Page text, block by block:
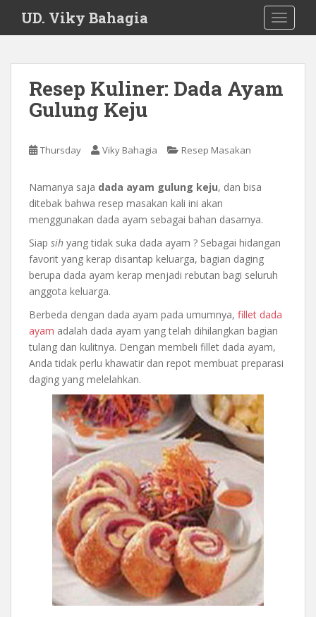
i
UD. Viky Bahagia
Resep Kuliner: Dada Ayam
Gulung Keju
Thursday Viky Bahagia Resep Masakan
Namanya saja dada ayam gulung keju, dan bisa
ditebak bahwa resep masakan kali ini akan
menggunakan dada ayam sebagai bahan dasarnya.
Siap sih yang tidak suka dada ayam ? Sebagai hidangan
favorit yang kerap disantap keluarga, bagian daging
berupa dada ayam kerap menjadi rebutan bagi seluruh
anggota keluarga.
Berbeda dengan dada ayam pada umumnya, fillet dada
ayam adalah dada ayam yang telah dihilangkan bagian
tulang dan kulitnya. Dengan membeli fillet dada ayam,
Anda tidak perlu khawatir dan repot membuat preparasi
daging yang melelahkan.